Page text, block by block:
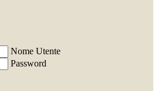
Nome Utente
Password